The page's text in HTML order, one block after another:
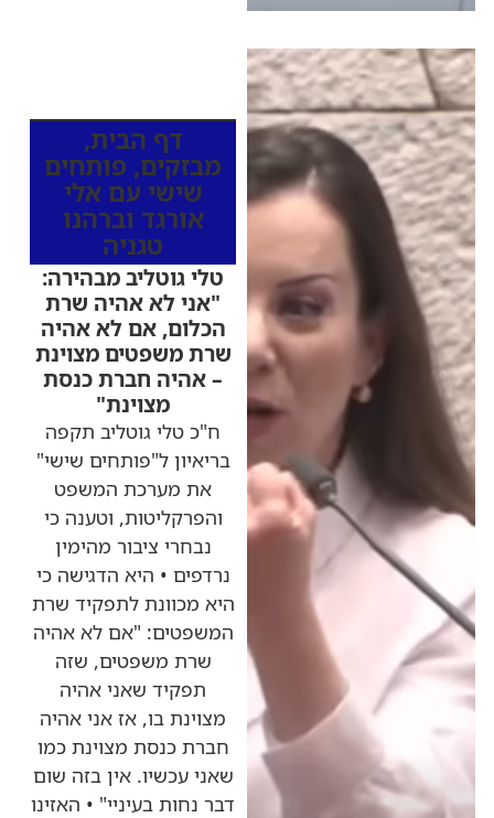
דף הבית,
מבזקים, פותחים
שישי עם אלי
אורגד וברהנו
טגניה
טלי גוטליב מבהירה:
"אני לא אהיה שרת
הכלום, אם לא אהיה
שרת משפטים מצוינת
– אהיה חברת כנסת
מצוינת"
ח"כ טלי גוטליב תקפה
בריאיון ל"פותחים שישי"
את מערכת המשפט
והפרקליטות, וטענה כי
נבחרי ציבור מהימין
נרדפים • היא הדגישה כי
היא מכוונת לתפקיד שרת
המשפטים: "אם לא אהיה
שרת משפטים, שזה
תפקיד שאני אהיה
מצוינת בו, אז אני אהיה
חברת כנסת מצוינת כמו
שאני עכשיו. אין בזה שום
דבר נחות בעיניי" • האזינו